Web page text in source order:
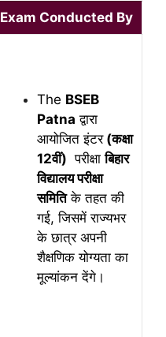
Exam Conducted By
The BSEB
Patna द्वारा
आयोजित इंटर(कक्षा
12वीं) परीक्षाबिहार
विद्यालय परीक्षा
समितिके तहत की
गई, जिसमें राज्यभर
के छात्र अपनी
शैक्षणिक योग्यता का
मूल्यांकन देंगे।